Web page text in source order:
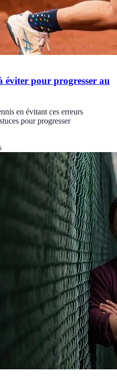
éviter pour progresser au
en évitant ces erreurs
pour progresser